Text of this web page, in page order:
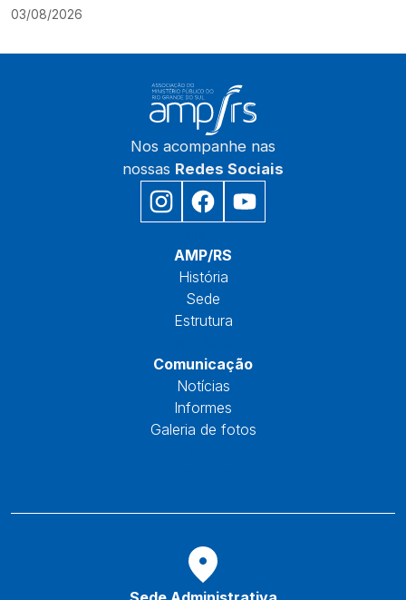
03/08/2026
Nos acompanhe nas
nossas Redes Sociais
AMP/RS
História
Sede
Estrutura
Comunicação
Notícias
Informes
Galeria de fotos